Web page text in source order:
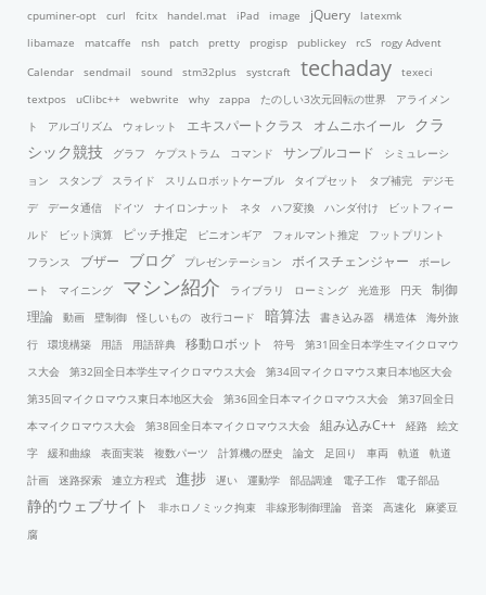
cpuminer-opt
curl fcitx handel.mat iPad image jQuery
latexmk
libamaze
matcaffe nsh patch pretty progisp publickey rcS
rogy Advent
Calendar
sendmail sound stm32plus systcraft techaday
texeci
textpos
uClibc++ webwrite why zappa たのしい3次元回転の世界
アライメン
ト
アルゴリズム ウォレット エキスパートクラス オムニホイール クラ
シック競技
グラフ ケプストラム コマンド サンプルコード
シミュレーシ
ョン
スタンプ スライド スリムロボットケーブル タイプセット タブ補完
デジモ
デ
データ通信 ドイツ ナイロンナット ネタ ハフ変換 ハンダ付け
ビットフィー
ルド
ビット演算 ピッチ推定 ピニオンギア フォルマント推定
フットプリント
フランス
ブザー ブログ プレゼンテーション ボイスチェンジャー
ボーレ
ート
マイニング マシン紹介 ライブラリ ローミング 光造形 円天
制御
理論
動画 壁制御 怪しいもの 改行コード 暗算法 書き込み器 構造体
海外旅
行
環境構築 用語 用語辞典 移動ロボット 符号
第31回全日本学生マイクロマウ
ス大会
第32回全日本学生マイクロマウス大会
第34回マイクロマウス東日本地区大会
第35回マイクロマウス東日本地区大会
第36回全日本マイクロマウス大会
第37回全日
本マイクロマウス大会
第38回全日本マイクロマウス大会 組み込みC++ 経路
絵文
字
緩和曲線 表面実装 複数パーツ 計算機の歴史 論文 足回り 車両 軌道
軌道
計画
迷路探索 連立方程式 進捗 遅い 運動学 部品調達 電子工作 電子部品
静的ウェブサイト 非ホロノミック拘束 非線形制御理論 音楽 高速化
麻婆豆
腐